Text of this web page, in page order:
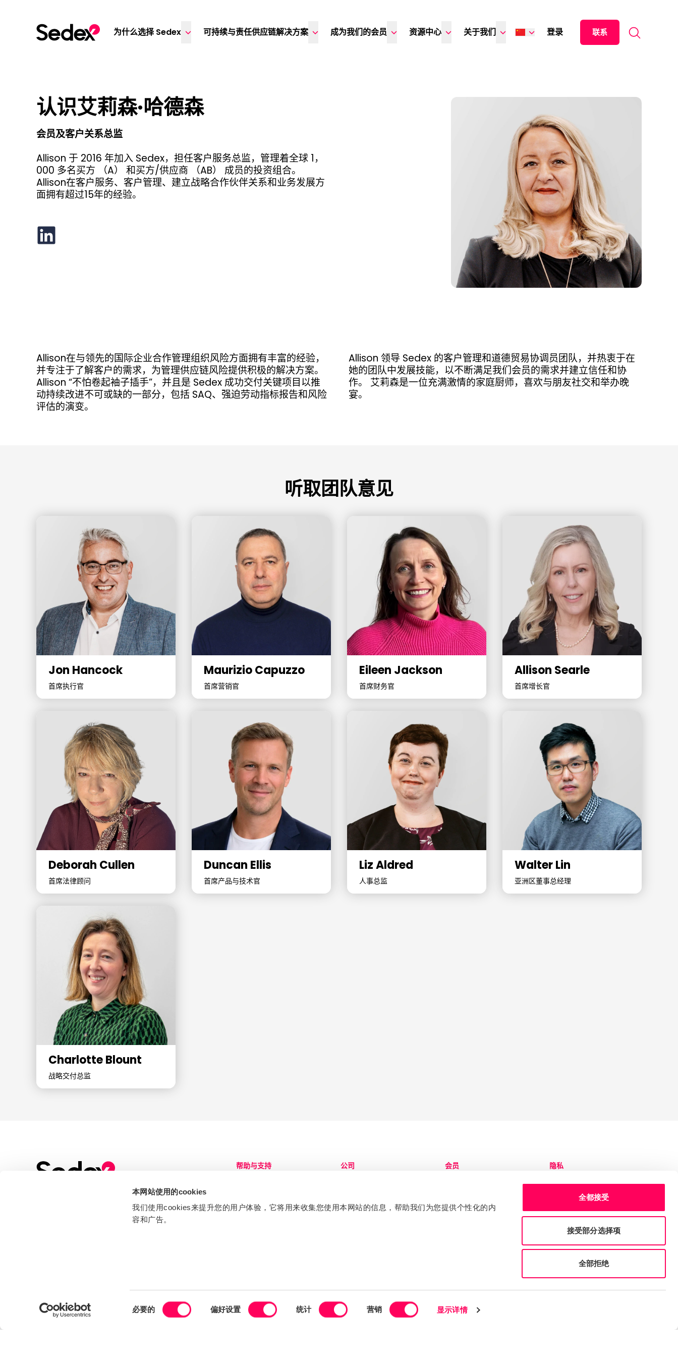
本网站使用的cookies
我们使用cookies来提升您的用户体验，它将用来收集您使用本网站的信息，帮助我们为您提供个性化的内
容和广告。
意
必要的 偏好设置 统计 营销 显示详情
全都接受
接受部分选择项
全部拒绝
为什么选择 Sedex
可持续与责任供应链解决方案 成为我们的会员 资源中心 关于我们 登录
English
Tiếng Việt
Italiano
Deutsch
Français
联系
认识艾莉森·哈德森
会员及客户关系总监
Allison 于 2016 年加入 Sedex，担任客户服务总监，管理着全球 1，
000 多名买方 （A） 和买方/供应商 （AB） 成员的投资组合。
Allison在客户服务、客户管理、建立战略合作伙伴关系和业务发展方
面拥有超过15年的经验。
Allison在与领先的国际企业合作管理组织风险方面拥有丰富的经验，
并专注于了解客户的需求，为管理供应链风险提供积极的解决方案。
Allison “不怕卷起袖子插手”，并且是 Sedex 成功交付关键项目以推
动持续改进不可或缺的一部分，包括 SAQ、强迫劳动指标报告和风险
评估的演变。
Allison 领导 Sedex 的客户管理和道德贸易协调员团队，并热衷于在
她的团队中发展技能，以不断满足我们会员的需求并建立信任和协
作。 艾莉森是一位充满激情的家庭厨师，喜欢与朋友社交和举办晚
宴。
听取团队意见
Jon Hancock
首席执行官
Maurizio Capuzzo
首席营销官
Eileen Jackson
首席财务官
Allison Searle
首席增长官
Deborah Cullen
首席法律顾问
Duncan Ellis
首席产品与技术官
Liz Aldred
人事总监
Walter Lin
亚洲区董事总经理
Charlotte Blount
战略交付总监
Sign up to our Newsletter
Stay up to date with all the latest news, events
and industry insights from Sedex
We care about the protection of your data. Read our
Privacy
帮助与支持
公司
加入团队
会员
Sedex 品牌工具包
隐私
审核员规则
2026 年年度股东大会
2025 年税收政策